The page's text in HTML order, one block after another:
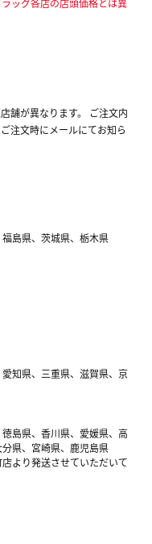
舗が異なります。 ご注文内
注文時にメールにてお知ら
島県、茨城県、栃木県
知県、三重県、滋賀県、京
島県、香川県、愛媛県、高
県、宮崎県、鹿児島県
より発送させていただいて